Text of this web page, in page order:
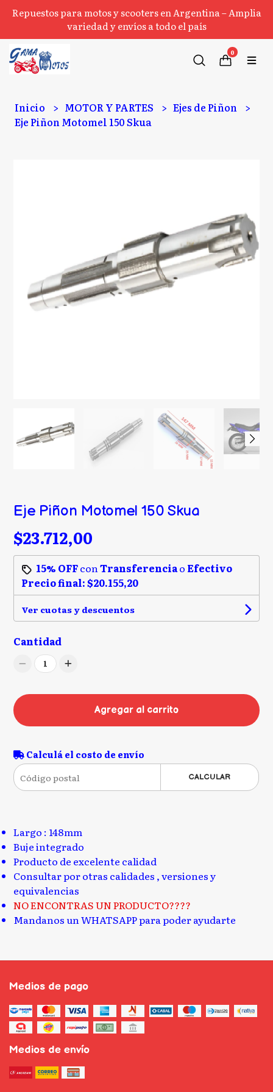
Repuestos para motos y scooters en Argentina – Amplia
variedad y envíos a todo el país
0
Inicio MOTOR Y PARTES
Ejes de Piñon
Eje Piñon Motomel 150 Skua
Eje Piñon Motomel 150 Skua
$23.712,00
15% OFFconTransferenciao Efectivo
Precio final:$20.155,20
Ver cuotas y descuentos
Cantidad
1
Agregar al carrito
Calculá el costo de envío
CALCULAR
Largo : 148mm
Buje integrado
Producto de excelente calidad
Consultar por otras calidades , versiones y
equivalencias
NO ENCONTRAS UN PRODUCTO????
Mandanos un WHATSAPP para poder ayudarte
Medios de pago
Medios de envío